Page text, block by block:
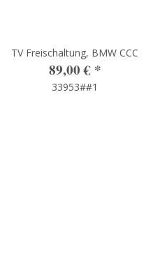
TV Freischaltung, BMW CCC
89,00 € *
33953##1